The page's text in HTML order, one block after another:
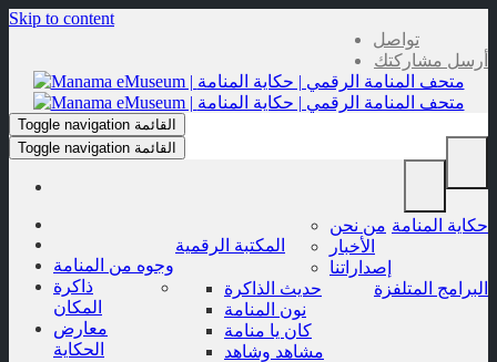
Skip to content
تواصل
أرسل مشاركتك
Toggle navigation القائمة
Toggle navigation القائمة
حكاية المنامة من نحن
الأخبار
إصداراتنا
المكتبة الرقمية
البرامج المتلفزة
حديث الذاكرة
نون المنامة
كان يا منامة
مشاهد وشاهد
وجوه من المنامة
ذاكرة
المكان
معارض
الحكاية